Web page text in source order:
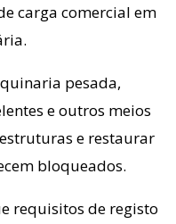
carga comercial em
pesada,
e outros meios
e restaurar
bloqueados.
requisitos de registo